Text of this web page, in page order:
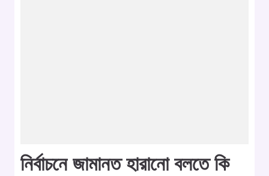
নির্বাচনে জামানত হারানো বলতে কি